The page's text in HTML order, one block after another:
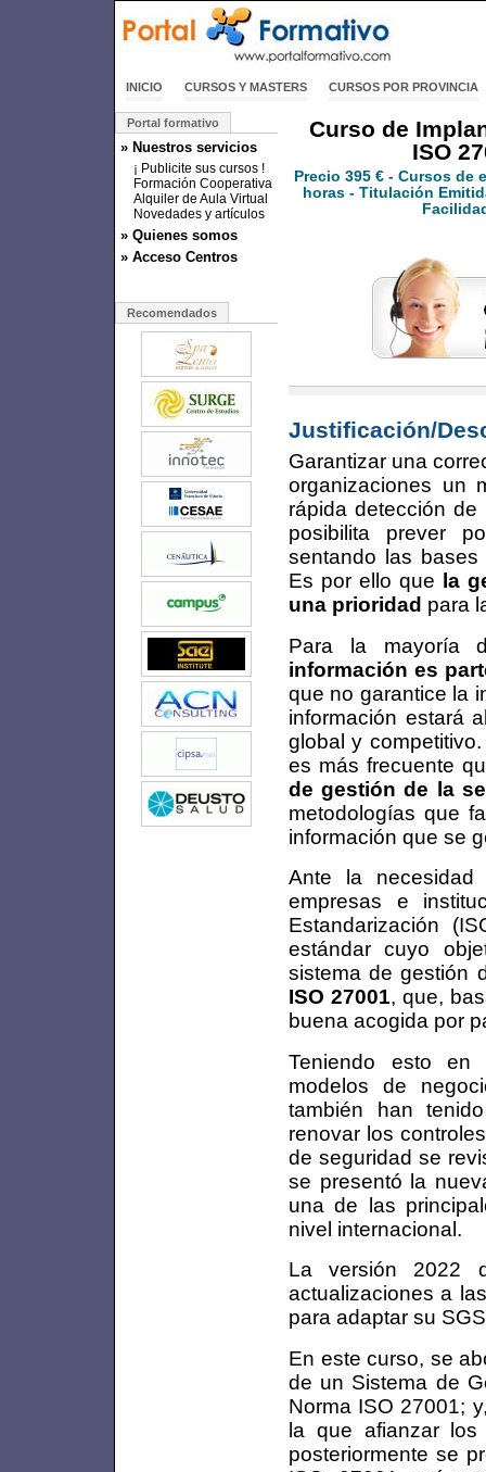
INICIO CURSOS Y MASTERS CURSOS POR PROVINCIA
Portal formativo
» Nuestros servicios
¡ Publicite sus cursos !
Formación Cooperativa
Alquiler de Aula Virtual
Novedades y artículos
» Quienes somos
» Acceso Centros
Recomendados
Curso de
ISO
Precio 395 € - Cursos de
horas - Titulación
Justificación/
Garantizar una
organizaciones un
rápida detección
posibilita prever
sentando las
Es por ello que la
una prioridad para
Para la mayoría
información es
que no garantice la
información estará
global y
es más frecuente
de gestión de la
metodologías que
información que se
Ante la
empresas e
Estandarización
estándar cuyo
sistema de gestión
ISO 27001, que,
buena acogida por
Teniendo esto en
modelos de
también han
renovar los
de seguridad se
se presentó la
una de las
nivel internacional.
La versión 2022
actualizaciones a
para adaptar su
En este curso, se
de un Sistema de
Norma ISO 27001;
la que afianzar
posteriormente se